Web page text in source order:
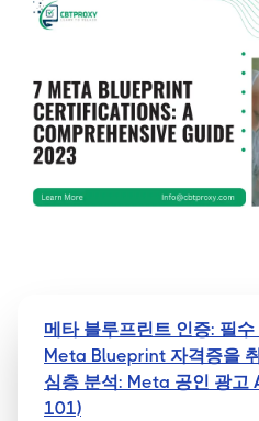
메타 블루프린트 인증: 필수
Meta Blueprint 자격증을
심층 분석: Meta 공인 광고
101)